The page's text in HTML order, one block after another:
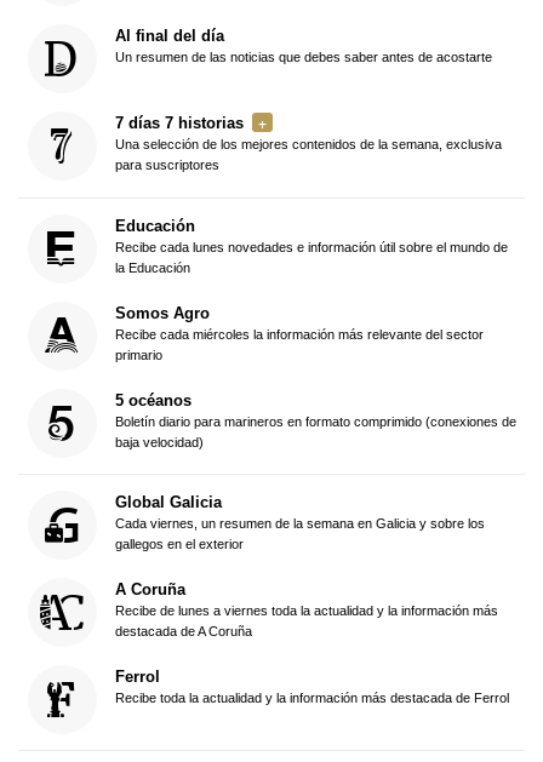
Al final del día
Un resumen de las noticias que debes saber antes de acostarte
7 días 7 historias
Una selección de los mejores contenidos de la semana, exclusiva
para suscriptores
Educación
Recibe cada lunes novedades e información útil sobre el mundo de
la Educación
Somos Agro
Recibe cada miércoles la información más relevante del sector
primario
5 océanos
Boletín diario para marineros en formato comprimido (conexiones de
baja velocidad)
Global Galicia
Cada viernes, un resumen de la semana en Galicia y sobre los
gallegos en el exterior
A Coruña
Recibe de lunes a viernes toda la actualidad y la información más
destacada de A Coruña
Ferrol
Recibe toda la actualidad y la información más destacada de Ferrol